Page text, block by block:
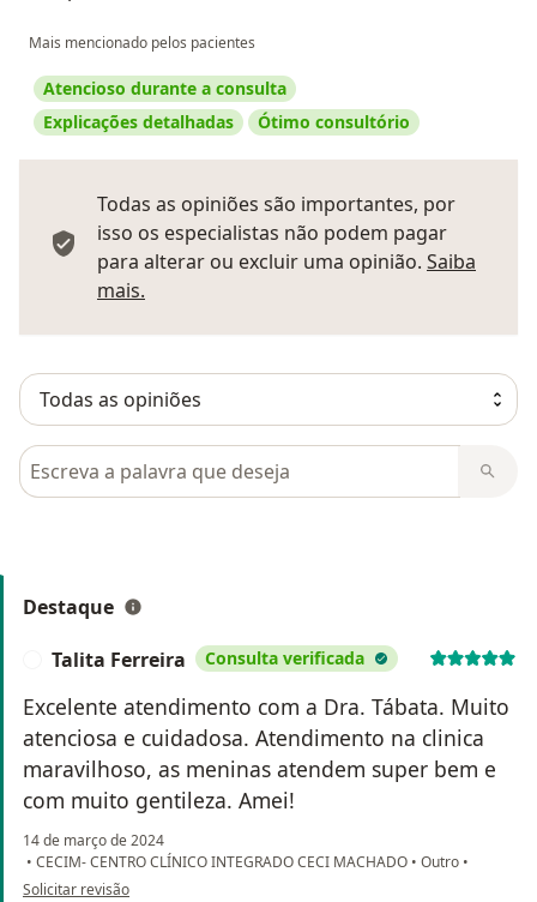
Mais mencionado pelos pacientes
Atencioso durante a consulta
Explicações detalhadas
Ótimo consultório
Todas as opiniões são importantes, por
isso os especialistas não podem pagar
para alterar ou excluir uma opinião. Saiba
mais.
Pesquisar em opiniões
Destaque
Talita Ferreira Consulta verificada
Excelente atendimento com a Dra. Tábata. Muito
atenciosa e cuidadosa. Atendimento na clinica
maravilhoso, as meninas atendem super bem e
com muito gentileza. Amei!
14 de março de 2024
• CECIM- CENTRO CLÍNICO INTEGRADO CECI MACHADO • Outro •
na opinião do utilizador Talita Ferreira
Solicitar revisão